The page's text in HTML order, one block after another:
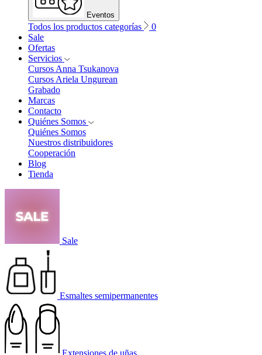
Eventos
Todos los productos categorías
0
Sale
Ofertas
Servicios
Cursos Anna Tsukanova
Cursos Ariela Ungurean
Grabado
Marcas
Contacto
Quiénes Somos
Quiénes Somos
Nuestros distribuidores
Cooperación
Blog
Tienda
Sale
Esmaltes semipermanentes
Extensiones de uñas